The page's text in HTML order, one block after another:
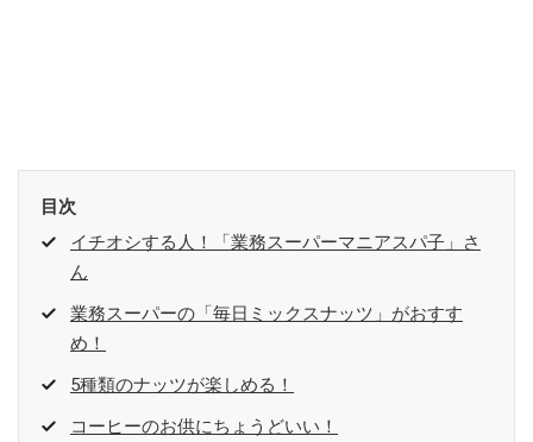
目次
イチオシする人！「業務スーパーマニアスパ子」さ
ん
業務スーパーの「毎日ミックスナッツ」がおすす
め！
5種類のナッツが楽しめる！
コーヒーのお供にちょうどいい！